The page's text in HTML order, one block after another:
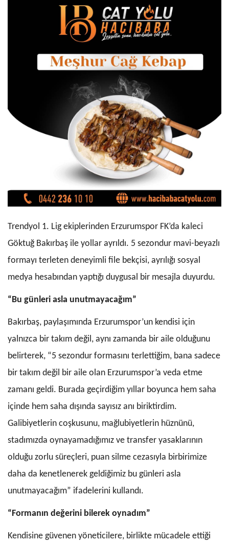
Trendyol 1. Lig ekiplerinden Erzurumspor FK’da kaleci
Göktuğ Bakırbaş ile yollar ayrıldı. 5 sezondur mavi-beyazlı
formayı terleten deneyimli file bekçisi, ayrılığı sosyal
medya hesabından yaptığı duygusal bir mesajla duyurdu.
“Bu günleri asla unutmayacağım”
Bakırbaş, paylaşımında Erzurumspor’un kendisi için
yalnızca bir takım değil, aynı zamanda bir aile olduğunu
belirterek, “5 sezondur formasını terlettiğim, bana sadece
bir takım değil bir aile olan Erzurumspor’a veda etme
zamanı geldi. Burada geçirdiğim yıllar boyunca hem saha
içinde hem saha dışında sayısız anı biriktirdim.
Galibiyetlerin coşkusunu, mağlubiyetlerin hüznünü,
stadımızda oynayamadığımız ve transfer yasaklarının
olduğu zorlu süreçleri, puan silme cezasıyla birbirimize
daha da kenetlenerek geldiğimiz bu günleri asla
unutmayacağım” ifadelerini kullandı.
“Formanın değerini bilerek oynadım”
Kendisine güvenen yöneticilere, birlikte mücadele ettiği